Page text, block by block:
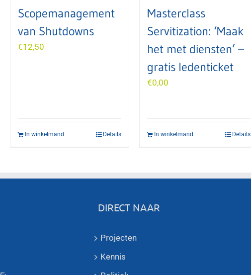
Scopemanagement
van Shutdowns
€12,50
In winkelmand Details
Masterclass
Servitization: ‘Maak
het met diensten’ –
gratis ledenticket
€0,00
In winkelmand Details
DIRECT NAAR
Projecten
Kennis